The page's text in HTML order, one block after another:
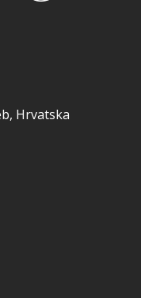
Hrvatska